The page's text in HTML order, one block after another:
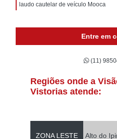
laudo cautelar de veículo Mooca
Entre em
(11)
Regiões onde a
Vistorias atende:
ZONA LESTE Alto do